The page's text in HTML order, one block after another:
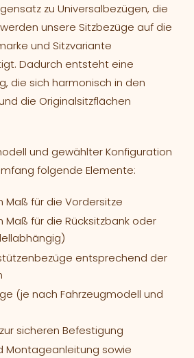
zu Universalbezügen, die
unsere Sitzbezüge auf die
und Sitzvariante
Dadurch entsteht eine
die sich harmonisch in den
die Originalsitzflächen
und gewählter Konfiguration
folgende Elemente:
Maß für die Vordersitze
Maß für die Rücksitzbank oder
entsprechend der
(je nach Fahrzeugmodell und
sicheren Befestigung
Montageanleitung sowie